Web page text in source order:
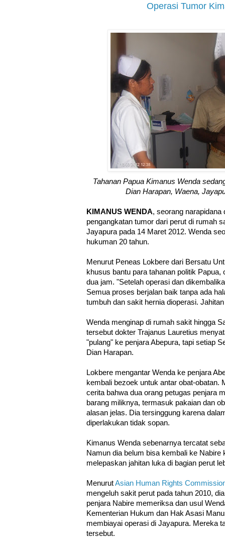
Operasi Tumor
Tahanan Papua Kimanus Wenda
Dian Harapan, Waena,
KIMANUS WENDA, seorang narapidana
pengangkatan tumor dari perut di rumah
Jayapura pada 14 Maret 2012. Wenda
hukuman 20 tahun.
Menurut Peneas Lokbere dari Bersatu
khusus bantu para tahanan politik
dua jam. "Setelah operasi dan
Semua proses berjalan baik tanpa ada
tumbuh dan sakit hernia dioperasi.
Wenda menginap di rumah sakit hingga
tersebut dokter Trajanus Lauretius
"pulang" ke penjara Abepura, tapi setiap
Dian Harapan.
Lokbere mengantar Wenda ke penjara
kembali bezoek untuk antar obat-obatan.
cerita bahwa dua orang petugas penjara
barang miliknya, termasuk pakaian dan
alasan jelas. Dia tersinggung karena
diperlakukan tidak sopan.
Kimanus Wenda sebenarnya tercatat
Namun dia belum bisa kembali ke
melepaskan jahitan luka di bagian perut
MenurutAsian Human Rights
mengeluh sakit perut pada tahun 2010,
penjara Nabire memeriksa dan usul
Kementerian Hukum dan Hak Asasi
membiayai operasi di Jayapura. Mereka
tersebut.